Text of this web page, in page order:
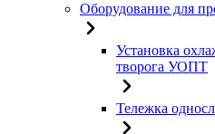
Оборудование для
Установка
творога УОПТ
Тележка